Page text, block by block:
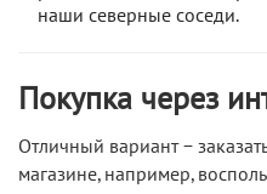
наши северные соседи.
Покупка через
Отличный вариант −
магазине, например,